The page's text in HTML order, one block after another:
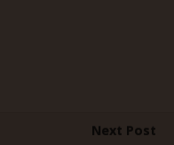
Next Post